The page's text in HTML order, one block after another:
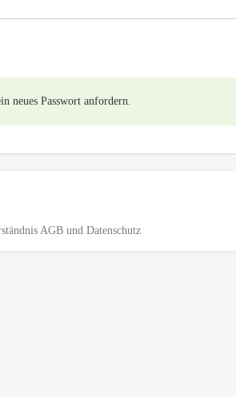
neues Passwort anfordern.
AGB und Datenschutz